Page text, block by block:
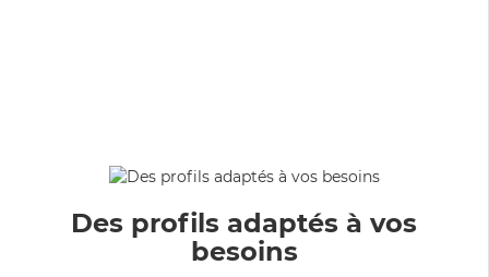
Des profils adaptés à vos
besoins